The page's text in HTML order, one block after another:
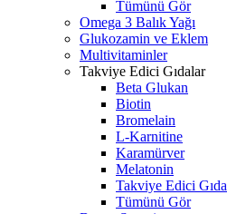
Tümünü Gör
Omega 3 Balık Yağı
Glukozamin ve Eklem
Multivitaminler
Takviye Edici Gıdalar
Beta Glukan
Biotin
Bromelain
L-Karnitine
Karamürver
Melatonin
Takviye Edici Gıda
Tümünü Gör